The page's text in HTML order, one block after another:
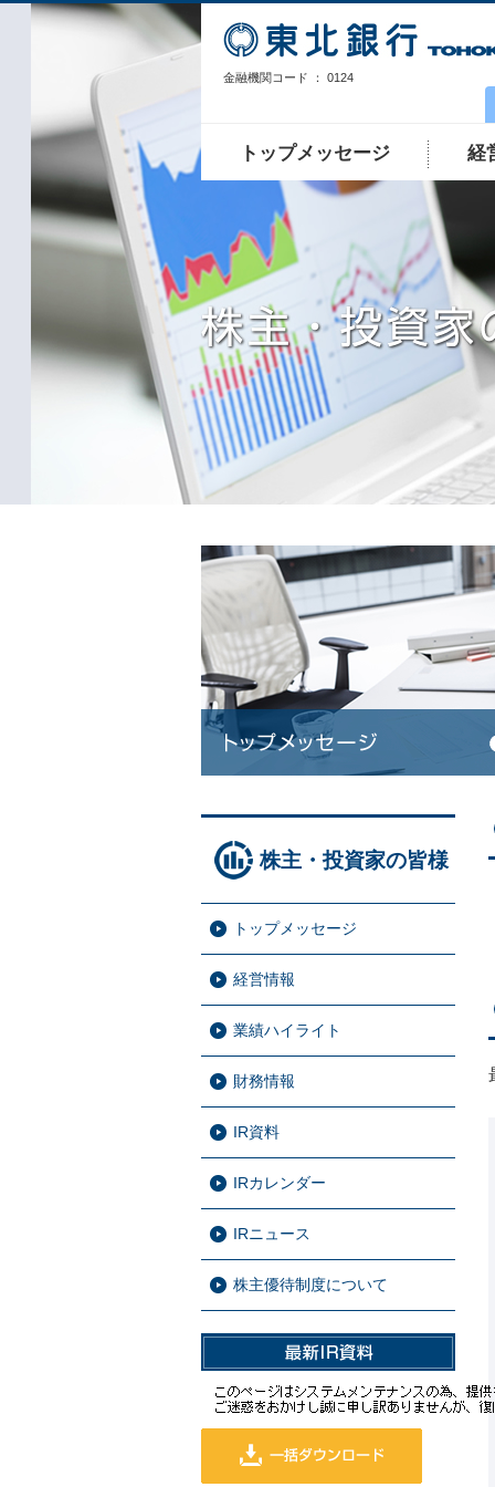
金融機関コード ： 0124
トップメッセージ 経
株主・投資家の皆様
トップメッセージ
経営情報
業績ハイライト
財務情報
IR資料
IRカレンダー
IRニュース
株主優待制度について